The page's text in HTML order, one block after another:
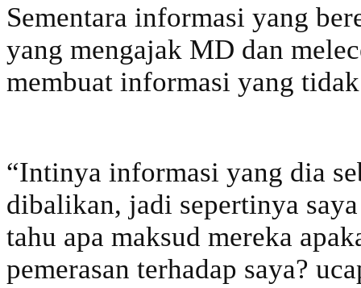
Sementara informasi yang
yang mengajak MD dan
membuat informasi yang
“Intinya informasi yang dia
dibalikan, jadi sepertinya
tahu apa maksud mereka
pemerasan terhadap saya?